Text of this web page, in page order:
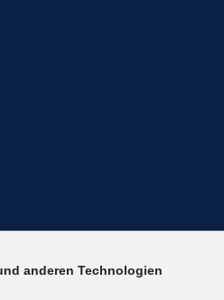
anderen Technologien